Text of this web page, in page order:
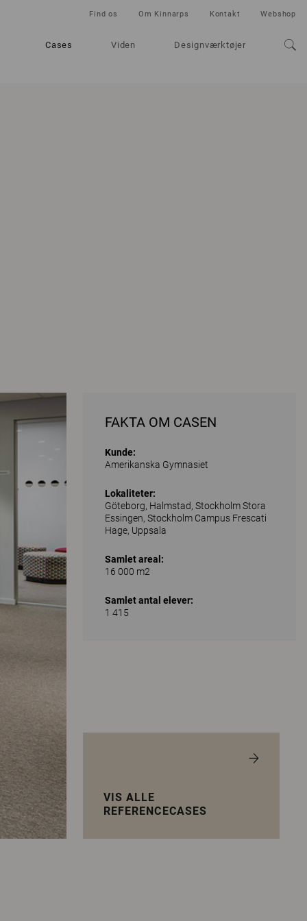
Cases Viden Designværktøjer
Find os Om Kinnarps Kontakt Webshop
FAKTA OM CASEN
Kunde:
Amerikanska Gymnasiet
Lokaliteter:
Göteborg, Halmstad, Stockholm Stora
Essingen, Stockholm Campus Frescati
Hage, Uppsala
Samlet areal:
16 000 m2
Samlet antal elever:
1 415
VIS ALLE
REFERENCECASES